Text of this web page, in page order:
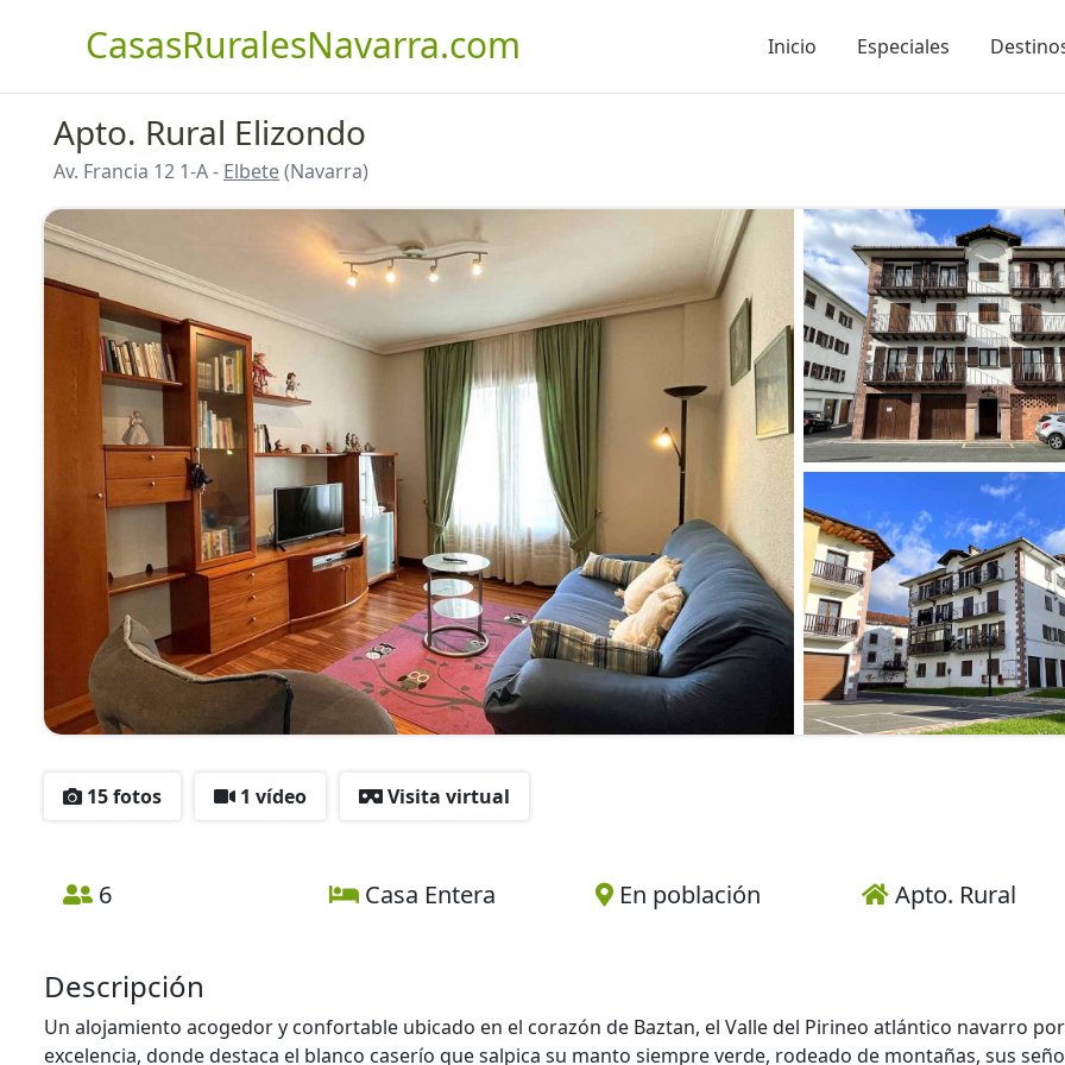
CasasRuralesNavarra.com Inicio Especiales
Apto. Rural Elizondo
Av. Francia 12 1-A - Elbete(Navarra)
15 fotos 1 vídeo Visita virtual
6 Casa Entera En población Apto. Rural
Descripción
Un alojamiento acogedor y confortable ubicado en el corazón de Baztan, el Valle del Pirineo atlántico navarro por
excelencia, donde destaca el blanco caserío que salpica su manto siempre verde, rodeado de montañas, sus